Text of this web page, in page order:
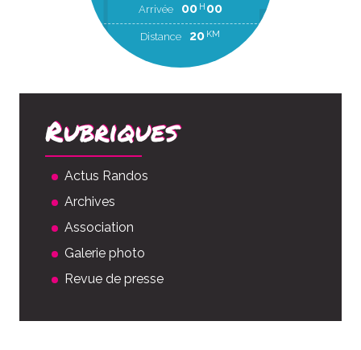
Arrivée 00 H 00
Distance 20 KM
Rubriques
Actus Randos
Archives
Association
Galerie photo
Revue de presse